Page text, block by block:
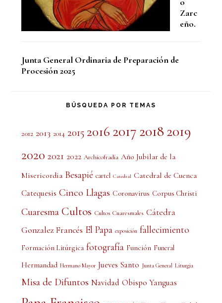
Zarc
eño.
Junta General Ordinaria de Preparación de
Procesión 2025
BÚSQUEDA POR TEMAS
2012 2013 2014 2015 2016 2017 2018 2019
2020 2021 2022 Archicofradía Año Jubilar de la
Misericordia Besapié cartel Catedral Catedral de Cuenca
Catequesis Cinco Llagas Coronavirus Corpus Christi
Cuaresma Cultos Cultos Cuaresmales Cátedra
Gonzalez Francés El Papa exposición fallecimiento
Formación Litúrgica fotografía Función Funeral
Hermandad Hermano Mayor Jueves Santo Junta General Liturgia
Misa de Difuntos Navidad Obispo Yanguas